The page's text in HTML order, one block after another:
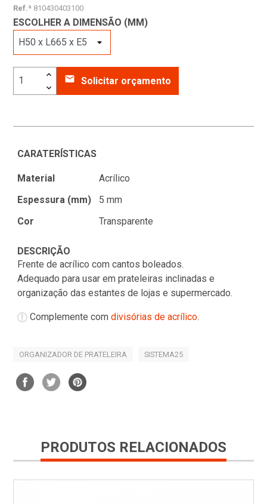
Ref.ª 810430403100
ESCOLHER A DIMENSÃO (MM)
email Solicitar orçamento
CARATERÍSTICAS
Material
Acrílico
Espessura (mm)
5 mm
Cor
Transparente
DESCRIÇÃO
Frente de acrílico com cantos boleados.
Adequado para usar em prateleiras inclinadas e
organização das estantes de lojas e supermercado.
Complemente com divisórias de acrílico.
ORGANIZADOR DE PRATELEIRA SISTEMA25
PRODUTOS RELACIONADOS